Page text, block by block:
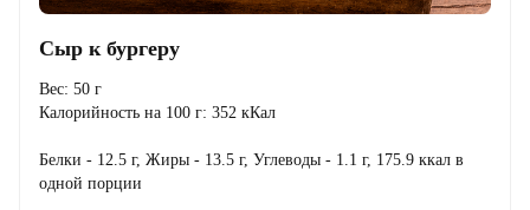
Сыр к бургеру
Вес: 50 г
Калорийность на 100 г: 352 кКал
Белки - 12.5 г, Жиры - 13.5 г, Углеводы - 1.1 г, 175.9 ккал в
одной порции